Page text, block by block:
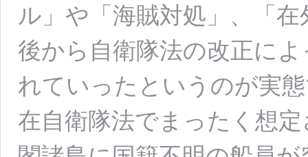
ル」や「海賊対処」、「
後から自衛隊法の改正に
れていったというのが実
在自衛隊法でまったく想